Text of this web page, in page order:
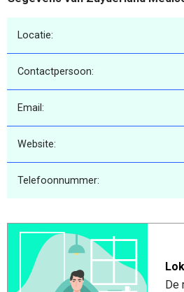
Locatie:
Contactpersoon:
Email:
Website:
Telefoonnummer:
De